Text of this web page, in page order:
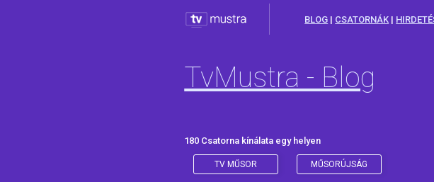
BLOG | CSATORNÁK |
TvMustra - Blog
180 Csatorna kínálata egy helyen
TV MŰSOR MŰSORÚJSÁG